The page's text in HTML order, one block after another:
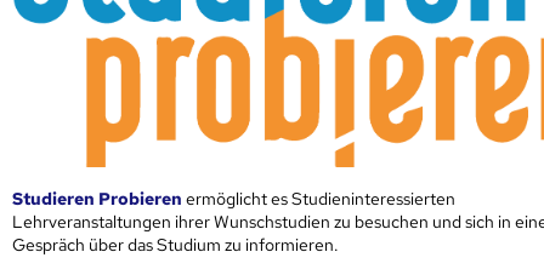
Studieren Probieren ermöglicht es Studieninteressierten
Lehrveranstaltungen ihrer Wunschstudien zu besuchen und sich in
Gespräch über das Studium zu informieren.